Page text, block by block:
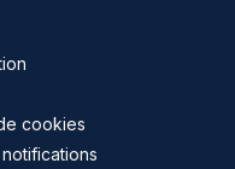
cookies